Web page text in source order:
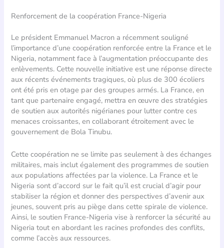
Renforcement de la coopération France-Nigeria
Le président Emmanuel Macron a récemment souligné
l’importance d’une coopération renforcée entre la France et le
Nigeria, notamment face à l’augmentation préoccupante des
enlèvements. Cette nouvelle initiative est une réponse directe
aux récents événements tragiques, où plus de 300 écoliers
ont été pris en otage par des groupes armés. La France, en
tant que partenaire engagé, mettra en œuvre des stratégies
de soutien aux autorités nigérianes pour lutter contre ces
menaces croissantes, en collaborant étroitement avec le
gouvernement de Bola Tinubu.
Cette coopération ne se limite pas seulement à des échanges
militaires, mais inclut également des programmes de soutien
aux populations affectées par la violence. La France et le
Nigeria sont d’accord sur le fait qu’il est crucial d’agir pour
stabiliser la région et donner des perspectives d’avenir aux
jeunes, souvent pris au piège dans cette spirale de violence.
Ainsi, le soutien France-Nigeria vise à renforcer la sécurité au
Nigeria tout en abordant les racines profondes des conflits,
comme l’accès aux ressources.